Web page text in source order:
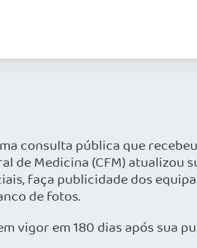
consulta pública que
de Medicina (CFM)
faça publicidade dos
de fotos.
vigor em 180 dias após sua